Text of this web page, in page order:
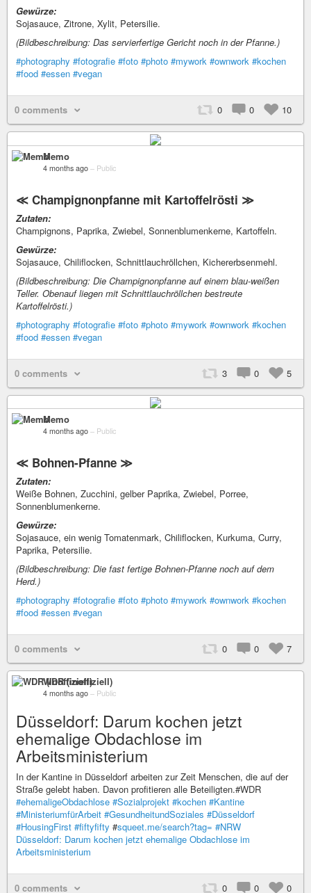
Gewürze:
Sojasauce, Zitrone, Xylit, Petersilie.
(Bildbeschreibung: Das servierfertige Gericht noch in der Pfanne.)
#photography #fotografie #foto #photo #mywork #ownwork #kochen
#food #essen #vegan
0 comments 0 0 10
Memo
4 months ago – Public
≪ Champignonpfanne mit Kartoffelrösti ≫
Zutaten:
Champignons, Paprika, Zwiebel, Sonnenblumenkerne, Kartoffeln.
Gewürze:
Sojasauce, Chiliflocken, Schnittlauchröllchen, Kichererbsenmehl.
(Bildbeschreibung: Die Champignonpfanne auf einem blau-weißen
Teller. Obenauf liegen mit Schnittlauchröllchen bestreute
Kartoffelrösti.)
#photography #fotografie #foto #photo #mywork #ownwork #kochen
#food #essen #vegan
0 comments 3 0 5
Memo
4 months ago – Public
≪ Bohnen-Pfanne ≫
Zutaten:
Weiße Bohnen, Zucchini, gelber Paprika, Zwiebel, Porree,
Sonnenblumenkerne.
Gewürze:
Sojasauce, ein wenig Tomatenmark, Chiliflocken, Kurkuma, Curry,
Paprika, Petersilie.
(Bildbeschreibung: Die fast fertige Bohnen-Pfanne noch auf dem
Herd.)
#photography #fotografie #foto #photo #mywork #ownwork #kochen
#food #essen #vegan
0 comments 0 0 7
WDR (inoffiziell)
4 months ago – Public
Düsseldorf: Darum kochen jetzt
ehemalige Obdachlose im
Arbeitsministerium
In der Kantine in Düsseldorf arbeiten zur Zeit Menschen, die auf der
Straße gelebt haben. Davon profitieren alle Beteiligten.#WDR
#ehemaligeObdachlose #Sozialprojekt #kochen #Kantine
#MinisteriumfürArbeit #GesundheitundSoziales #Düsseldorf
#HousingFirst #fiftyfifty #squeet.me/search?tag= #NRW
Düsseldorf: Darum kochen jetzt ehemalige Obdachlose im
Arbeitsministerium
0 comments 0 0 0